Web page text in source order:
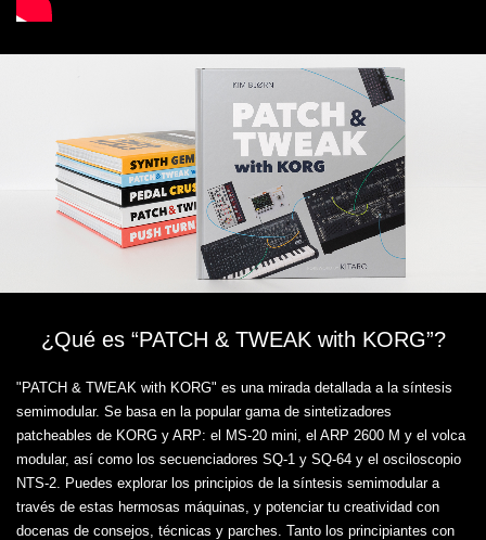
¿Qué es “PATCH & TWEAK with KORG”?
"PATCH & TWEAK with KORG" es una mirada detallada a la síntesis
semimodular. Se basa en la popular gama de sintetizadores
patcheables de KORG y ARP: el MS-20 mini, el ARP 2600 M y el volca
modular, así como los secuenciadores SQ-1 y SQ-64 y el osciloscopio
NTS-2. Puedes explorar los principios de la síntesis semimodular a
través de estas hermosas máquinas, y potenciar tu creatividad con
docenas de consejos, técnicas y parches. Tanto los principiantes con